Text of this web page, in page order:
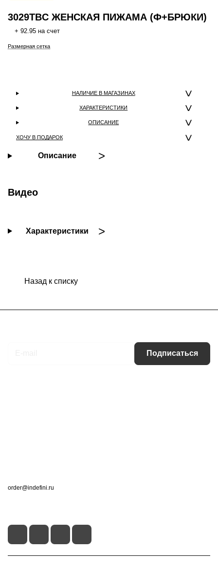
3029TBC ЖЕНСКАЯ ПИЖАМА (Ф+БРЮКИ)
+ 92.95 на счет
Размерная сетка
НАЛИЧИЕ В МАГАЗИНАХ
ХАРАКТЕРИСТИКИ
ОПИСАНИЕ
ХОЧУ В ПОДАРОК
Описание
Видео
Характеристики
Назад к списку
Подписаться
order@indefini.ru